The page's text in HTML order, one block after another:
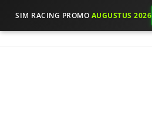
SIM RACING PROMO AUGUSTUS 2026